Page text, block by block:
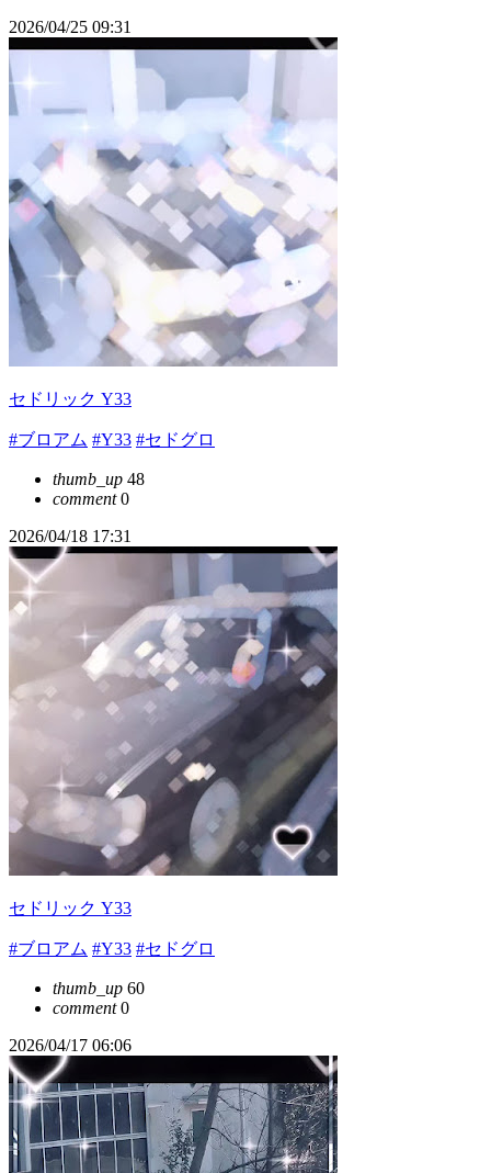
2026/04/25 09:31
セドリック Y33
#ブロアム #Y33 #セドグロ
thumb_up 48
comment0
2026/04/18 17:31
セドリック Y33
#ブロアム #Y33 #セドグロ
thumb_up 60
comment0
2026/04/17 06:06